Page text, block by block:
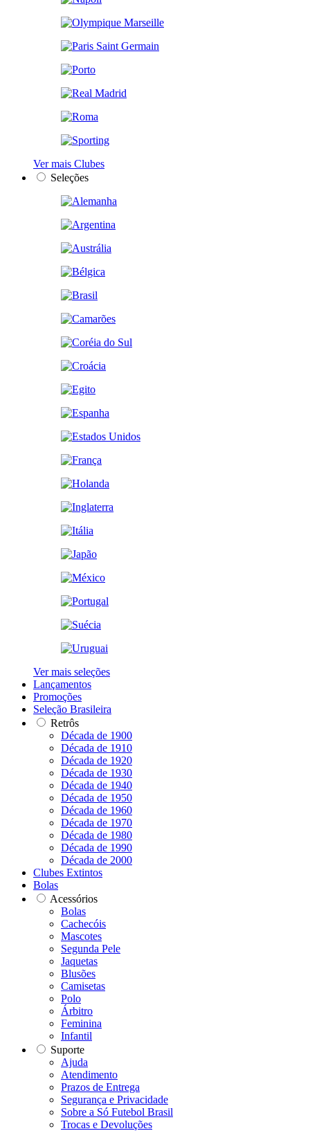
Ver mais Clubes
Seleções
Ver mais seleções
Lançamentos
Promoções
Seleção Brasileira
Retrôs
Década de 1900
Década de 1910
Década de 1920
Década de 1930
Década de 1940
Década de 1950
Década de 1960
Década de 1970
Década de 1980
Década de 1990
Década de 2000
Clubes Extintos
Bolas
Acessórios
Bolas
Cachecóis
Mascotes
Segunda Pele
Jaquetas
Blusões
Camisetas
Polo
Árbitro
Feminina
Infantil
Suporte
Ajuda
Atendimento
Prazos de Entrega
Segurança e Privacidade
Sobre a Só Futebol Brasil
Trocas e Devoluções